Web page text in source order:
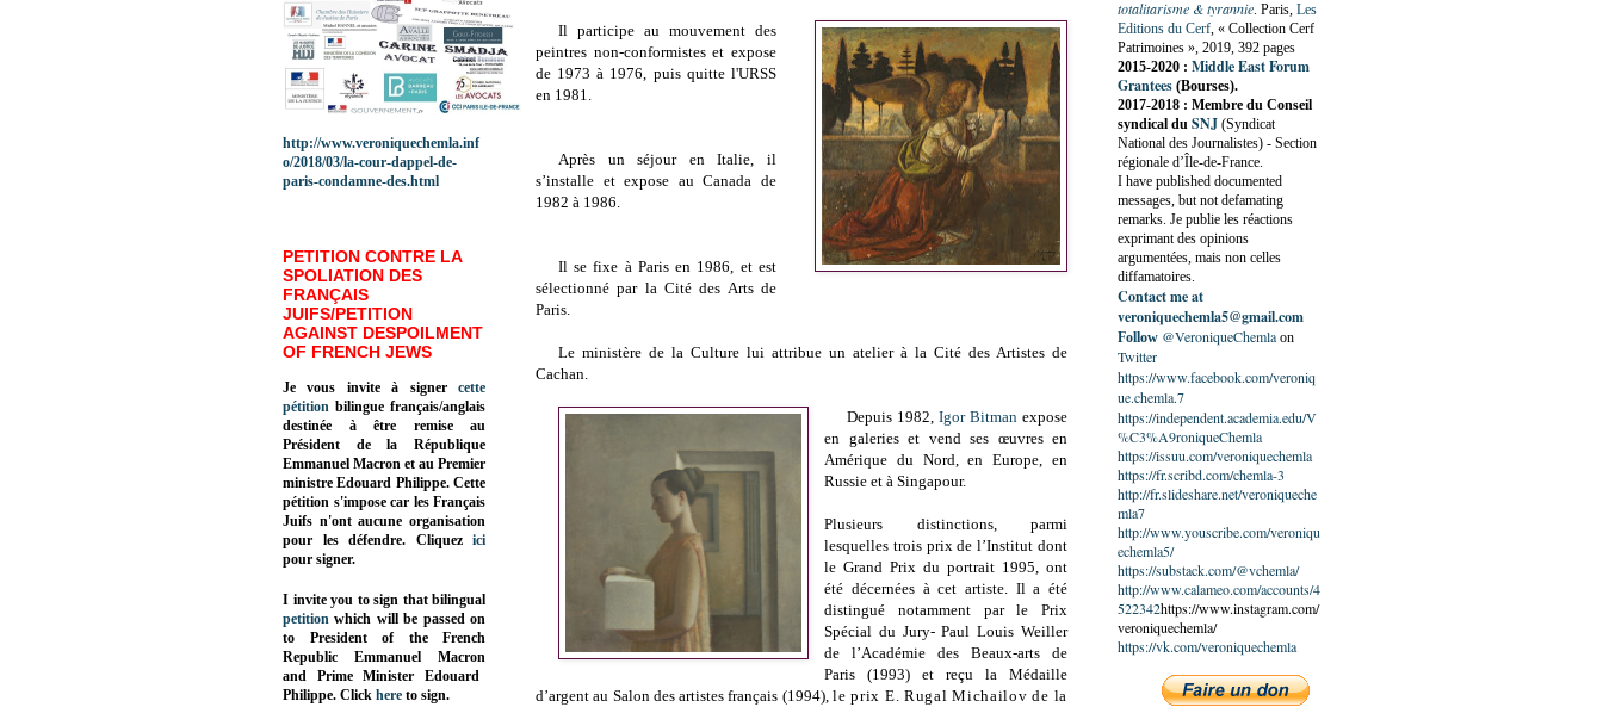
Il participe au mouvement des
peintres non-conformistes et expose
de 1973 à 1976, puis quitte l'URSS
en 1981.
Après un séjour en Italie, il
s’installe et expose au Canada de
1982 à 1986.
Il se fixe à Paris en 1986, et est
sélectionné par la Cité des Arts de
Paris.
Le ministère de la Culture lui attribue un atelier à la Cité des Artistes de
Cachan.
Depuis 1982,Igor Bitman expose
en galeries et vend ses œuvres en
Amérique du Nord, en Europe, en
Russie et à Singapour.
Plusieurs distinctions, parmi
lesquelles trois prix de l’Institut dont
le Grand Prix du portrait 1995, ont
été décernées à cet artiste. Il a été
distingué notamment par le Prix
Spécial du Jury- Paul Louis Weiller
de l’Académie des Beaux-arts de
Paris (1993) et reçu la Médaille
d’argent au Salon des artistes français (1994), le prix E. Rugal Michailov de la
http://www.veroniquechemla.inf
o/2018/03/la-cour-dappel-de-
paris-condamne-des.html
PETITION CONTRE LA
SPOLIATION DES
FRANÇAIS
JUIFS/PETITION
AGAINST DESPOILMENT
OF FRENCH JEWS
Je vous invite à signer cette
pétition bilingue français/anglais
destinée à être remise au
Président de la République
Emmanuel Macron et au Premier
ministre Edouard Philippe. Cette
pétition s'impose car les Français
Juifs n'ont aucune organisation
pour les défendre. Cliquez
ici
pour signer.
I invite you to sign that bilingual
petition which will be passed on
to President of the French
Republic Emmanuel Macron
and Prime Minister Edouard
Philippe. Click here to sign.
totalitarisme & tyrannie. Paris, Les
Editions du Cerf, « Collection Cerf
Patrimoines », 2019, 392 pages
2015-2020 : Middle East Forum
Grantees (Bourses).
2017-2018 : Membre du Conseil
syndical du SNJ (Syndicat
National des Journalistes) - Section
régionale d’Île-de-France.
I have published documented
messages, but not defamating
remarks. Je publie les réactions
exprimant des opinions
argumentées, mais non celles
diffamatoires.
Contact me at
veroniquechemla5@gmail.com
Follow @VeroniqueChemlaon
Twitter
https://www.facebook.com/veroniq
ue.chemla.7
https://independent.academia.edu/V
%C3%A9roniqueChemla
https://issuu.com/veroniquechemla
https://fr.scribd.com/chemla-3
http://fr.slideshare.net/veroniqueche
mla7
http://www.youscribe.com/veroniqu
echemla5/
https://substack.com/@vchemla/
http://www.calameo.com/accounts/4
522342https://www.instagram.com/
veroniquechemla/
https://vk.com/veroniquechemla